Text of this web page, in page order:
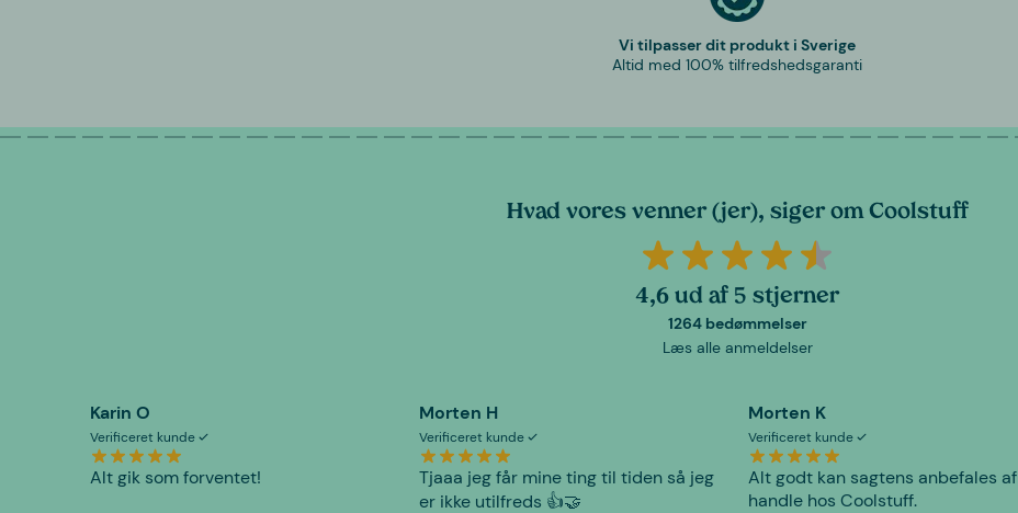
Vi tilpasser dit produkt i Sverige
Altid med 100% tilfredshedsgaranti
Hvad vores venner (jer), siger om Coolstuff
4,6 ud af 5 stjerner
1264 bedømmelser
Læs alle anmeldelser
Karin O
Verificeret kunde
Alt gik som forventet!
Morten H
Verificeret kunde
Tjaaa jeg får mine ting til tiden så jeg
er ikke utilfreds 👍🤝
Morten K
Verificeret kunde
Alt godt kan sagtens anbefales af
handle hos Coolstuff.